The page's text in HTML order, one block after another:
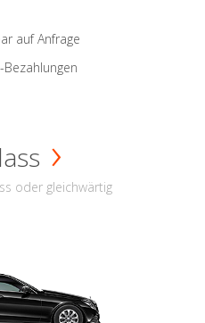
auf Anfrage
oder gleichwärtig